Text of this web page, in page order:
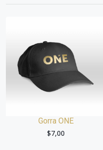
Gorra ONE
$7,00